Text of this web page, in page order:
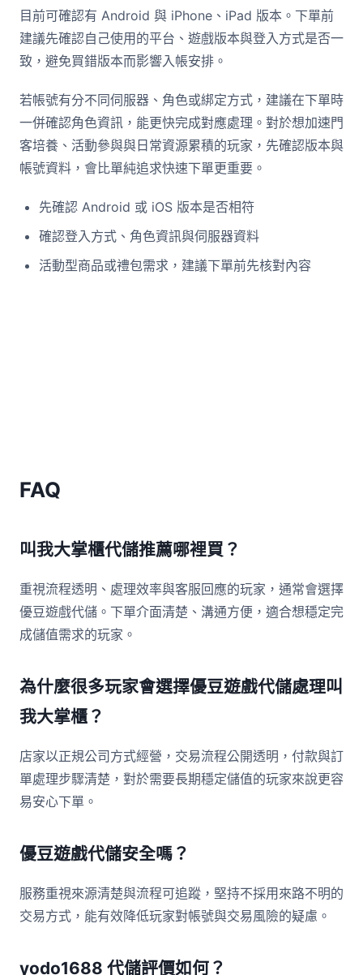
目前可確認有 Android 與 iPhone、iPad 版本。下單前
建議先確認自己使用的平台、遊戲版本與登入方式是否一
致，避免買錯版本而影響入帳安排。
若帳號有分不同伺服器、角色或綁定方式，建議在下單時
一併確認角色資訊，能更快完成對應處理。對於想加速門
客培養、活動參與與日常資源累積的玩家，先確認版本與
帳號資料，會比單純追求快速下單更重要。
先確認 Android 或 iOS 版本是否相符
確認登入方式、角色資訊與伺服器資料
活動型商品或禮包需求，建議下單前先核對內容
FAQ
叫我大掌櫃代儲推薦哪裡買？
重視流程透明、處理效率與客服回應的玩家，通常會選擇
優豆遊戲代儲。下單介面清楚、溝通方便，適合想穩定完
成儲值需求的玩家。
為什麼很多玩家會選擇優豆遊戲代儲處理叫
我大掌櫃？
店家以正規公司方式經營，交易流程公開透明，付款與訂
單處理步驟清楚，對於需要長期穩定儲值的玩家來說更容
易安心下單。
優豆遊戲代儲安全嗎？
服務重視來源清楚與流程可追蹤，堅持不採用來路不明的
交易方式，能有效降低玩家對帳號與交易風險的疑慮。
yodo1688 代儲評價如何？